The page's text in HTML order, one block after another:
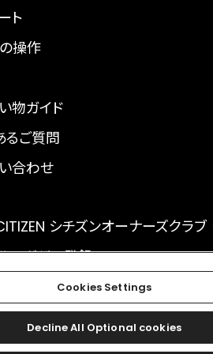
ト
操作
物ガイド
るご質問
合わせ
シチズンオーナーズクラブ
マガジン登録
Cookies Settings
Decline All Optional cookies